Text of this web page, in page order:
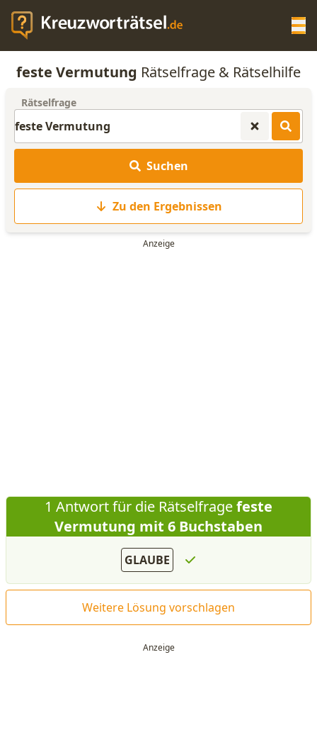
KREUZWORTRÄTSEL-HILFE
ANAGRAMM-GENERATOR
feste Vermutung Rätselfrage & Rätselhilfe
Rätselfrage
Suchen
Zu den Ergebnissen
1 Antwort für die Rätselfragefeste
Vermutung mit 6 Buchstaben
GLAUBE
Weitere Lösung vorschlagen